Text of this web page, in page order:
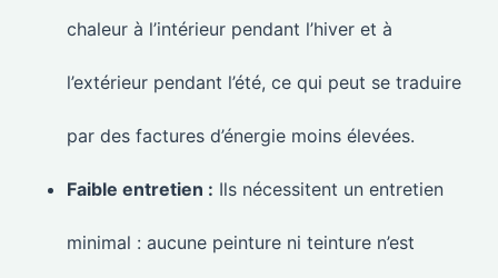
chaleur à l’intérieur pendant l’hiver et à
l’extérieur pendant l’été, ce qui peut se traduire
par des factures d’énergie moins élevées.
Faible entretien : Ils nécessitent un entretien
minimal : aucune peinture ni teinture n’est